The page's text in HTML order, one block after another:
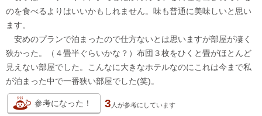
のを食べるよりはいいかもしれません。味も普通に美味しいと思い
ます。
安めのプランで泊まったので仕方ないとは思いますが部屋が凄く
狭かった。（４畳半ぐらいかな？）布団３枚をひくと畳がほとんど
見えない部屋でした。こんなに大きなホテルなのにこれは今まで私
が泊まった中で一番狭い部屋でした(笑)。
参考になった！ 3 人が参考にしています